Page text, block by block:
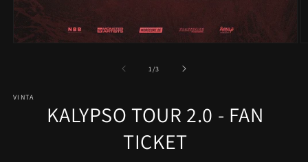
1 /Ab
3
VINTA
KALYPSO TOUR 2.0 - FAN
TICKET